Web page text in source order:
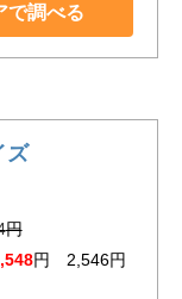
で調べる
ズ
円
円 2,546円